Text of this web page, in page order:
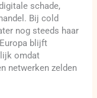
schade,
Bij cold
nog steeds haar
blijft
omdat
netwerken zelden